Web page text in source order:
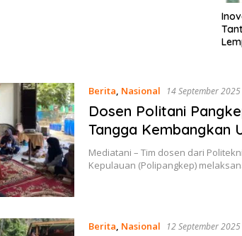
Berita, Nasional 14 September 2025
Dosen Politani
Tangga Kembangkan
Mediatani – Tim dosen dari
Kepulauan (Polipangkep)
Berita, Nasional 12 September 2025